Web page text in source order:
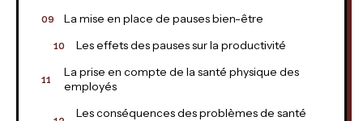
La mise en place de pauses bien-être
Les effets des pauses sur la productivité
La prise en compte de la santé physique des
employés
Les conséquences des problèmes de santé